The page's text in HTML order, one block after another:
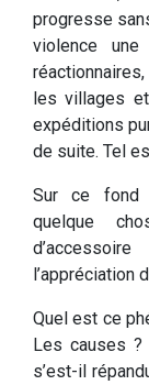
progresse
violence
réactionnaires,
les villages
expéditions
de suite. Tel
Sur ce fond
quelque
l’appréciation
Quel est ce
Les causes ?
s’est-il